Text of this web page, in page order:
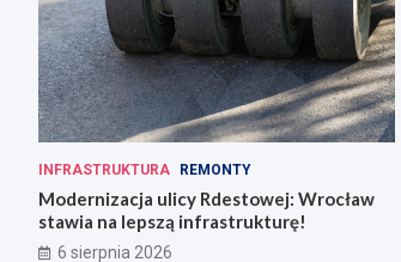
INFRASTRUKTURA REMONTY
Modernizacja ulicy Rdestowej: Wrocław
stawia na lepszą infrastrukturę!
6 sierpnia 2026